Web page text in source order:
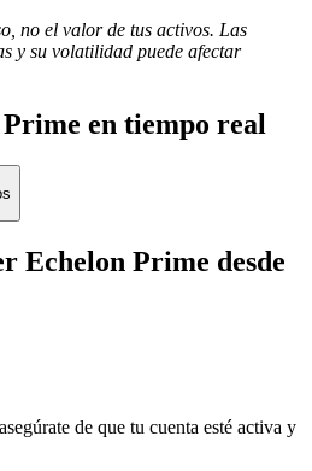
no el valor de tus activos. Las
y su volatilidad puede afectar
en tiempo real
Echelon Prime desde
de que tu cuenta esté activa y